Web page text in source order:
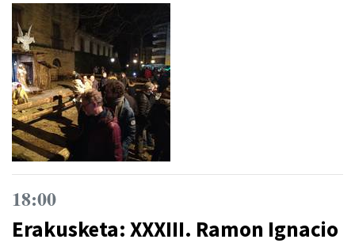
18:00
Erakusketa: XXXIII. Ramon Ignacio